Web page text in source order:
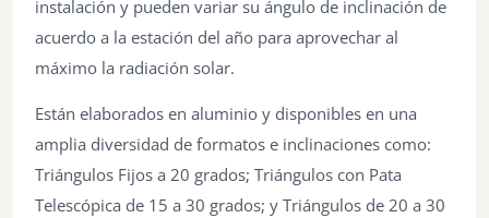
instalación y pueden variar su ángulo de inclinación de
acuerdo a la estación del año para aprovechar al
máximo la radiación solar.
Están elaborados en aluminio y disponibles en una
amplia diversidad de formatos e inclinaciones como:
Triángulos Fijos a 20 grados; Triángulos con Pata
Telescópica de 15 a 30 grados; y Triángulos de 20 a 30